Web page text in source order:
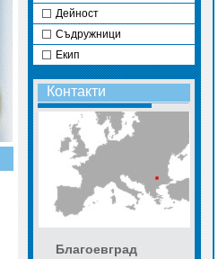
Дейност
Съдружници
Екип
Контакти
Благоевград